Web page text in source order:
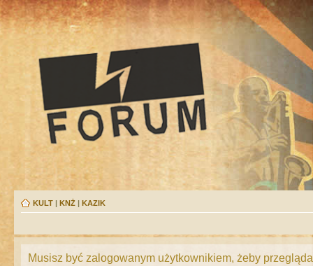
KULT | KNŻ | KAZIK
Musisz być zalogowanym użytkownikiem, żeby